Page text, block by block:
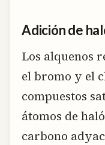
Adición de
Los alquenos
el bromo y el
compuestos
átomos de
carbono